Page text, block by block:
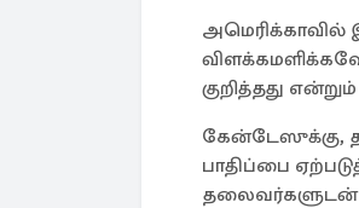
அமெரிக்காவில்
குறித்தது
கேன்டேஸுக்கு,
பாதிப்பை
தலைவர்களுடன்